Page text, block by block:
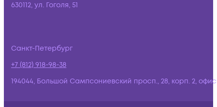
630112, ул. Гоголя, 51
Санкт-Петербург
+7 (812) 918-98-38
194044, Большой Сампсониевский просп., 28, корп. 2,